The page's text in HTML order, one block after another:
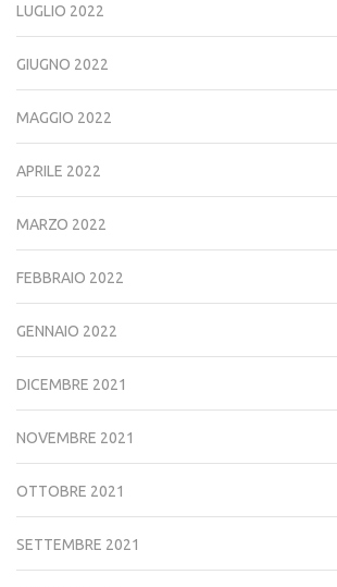
LUGLIO 2022
GIUGNO 2022
MAGGIO 2022
APRILE 2022
MARZO 2022
FEBBRAIO 2022
GENNAIO 2022
DICEMBRE 2021
NOVEMBRE 2021
OTTOBRE 2021
SETTEMBRE 2021